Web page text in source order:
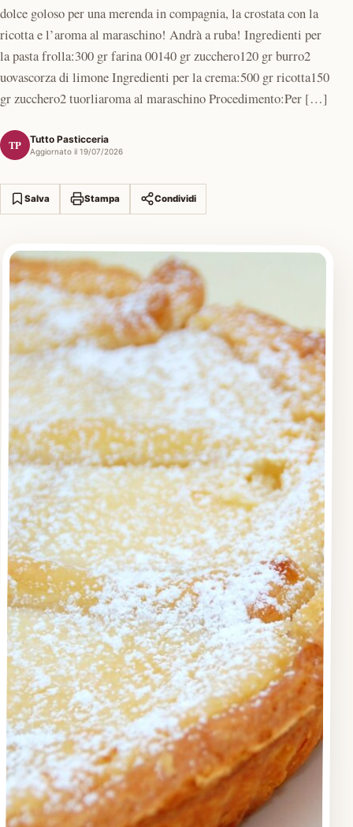
dolce goloso per una merenda in compagnia, la crostata con la
ricotta e l’aroma al maraschino! Andrà a ruba! Ingredienti per
la pasta frolla:300 gr farina 00140 gr zucchero120 gr burro2
uovascorza di limone Ingredienti per la crema:500 gr ricotta150
gr zucchero2 tuorliaroma al maraschino Procedimento:Per […]
TP Tutto Pasticceria
Aggiornato il 19/07/2026
Salva Stampa Condividi